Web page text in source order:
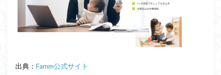
出典： Famm公式サイト